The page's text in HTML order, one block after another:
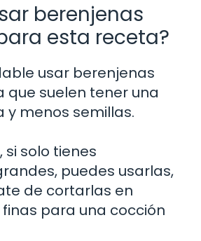
berenjenas
esta receta?
usar berenjenas
que suelen tener una
y menos semillas.
si solo tienes
puedes usarlas,
de cortarlas en
para una cocción